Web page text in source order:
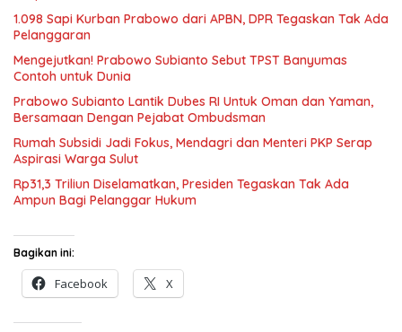
1.098 Sapi Kurban Prabowo dari APBN, DPR Tegaskan Tak Ada
Pelanggaran
Mengejutkan! Prabowo Subianto Sebut TPST Banyumas
Contoh untuk Dunia
Prabowo Subianto Lantik Dubes RI Untuk Oman dan Yaman,
Bersamaan Dengan Pejabat Ombudsman
Rumah Subsidi Jadi Fokus, Mendagri dan Menteri PKP Serap
Aspirasi Warga Sulut
Rp31,3 Triliun Diselamatkan, Presiden Tegaskan Tak Ada
Ampun Bagi Pelanggar Hukum
Bagikan ini:
Facebook X